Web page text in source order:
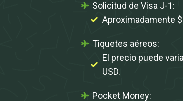
Solicitud de Visa J-1:
Aproximadamente
Tiquetes aéreos:
El precio puede
USD.
Pocket Money: